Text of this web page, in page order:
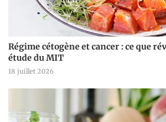
Régime cétogène et cancer : ce que
étude du MIT
18 juillet 2026